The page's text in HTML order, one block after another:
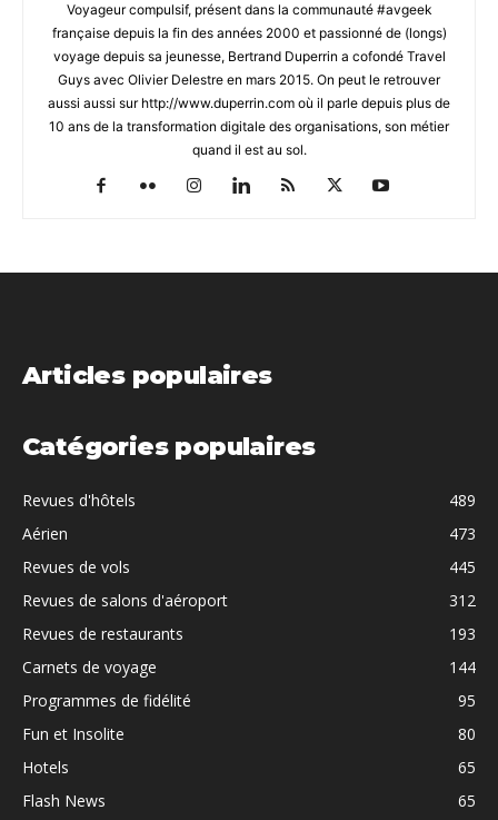
Voyageur compulsif, présent dans la communauté #avgeek
française depuis la fin des années 2000 et passionné de (longs)
voyage depuis sa jeunesse, Bertrand Duperrin a cofondé Travel
Guys avec Olivier Delestre en mars 2015. On peut le retrouver
aussi aussi sur http://www.duperrin.com où il parle depuis plus de
10 ans de la transformation digitale des organisations, son métier
quand il est au sol.
Articles populaires
Catégories populaires
Revues d'hôtels
489
Aérien
473
Revues de vols
445
Revues de salons d'aéroport
312
Revues de restaurants
193
Carnets de voyage
144
Programmes de fidélité
95
Fun et Insolite
80
Hotels
65
Flash News
65